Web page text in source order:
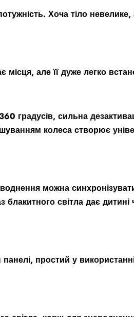
Хоча тіло
але її дуже легко
градусів, сильна
колеса створює
можна
світла дає дитині
простий у